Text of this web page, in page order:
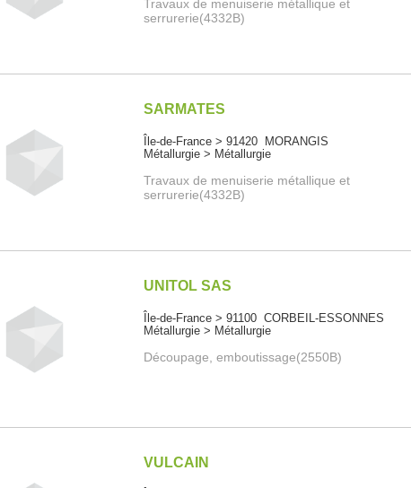
Travaux de menuiserie métallique et
serrurerie(4332B)
SARMATES
Île-de-France > 91420 MORANGIS
Métallurgie > Métallurgie
Travaux de menuiserie métallique et
serrurerie(4332B)
UNITOL SAS
Île-de-France > 91100 CORBEIL-ESSONNES
Métallurgie > Métallurgie
Découpage, emboutissage(2550B)
VULCAIN